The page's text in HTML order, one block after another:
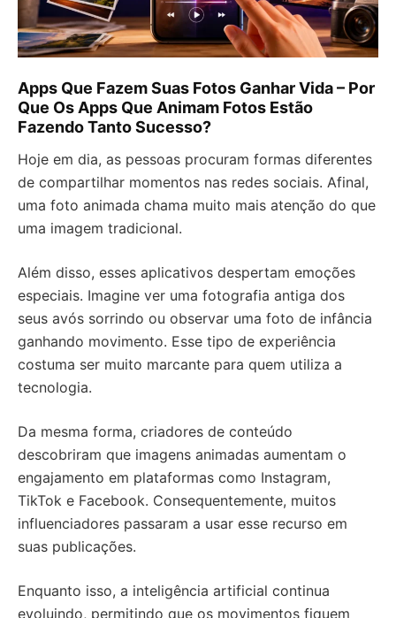
Apps Que Fazem Suas Fotos Ganhar Vida – Por
Que Os Apps Que Animam Fotos Estão
Fazendo Tanto Sucesso?
Hoje em dia, as pessoas procuram formas diferentes
de compartilhar momentos nas redes sociais. Afinal,
uma foto animada chama muito mais atenção do que
uma imagem tradicional.
Além disso, esses aplicativos despertam emoções
especiais. Imagine ver uma fotografia antiga dos
seus avós sorrindo ou observar uma foto de infância
ganhando movimento. Esse tipo de experiência
costuma ser muito marcante para quem utiliza a
tecnologia.
Da mesma forma, criadores de conteúdo
descobriram que imagens animadas aumentam o
engajamento em plataformas como Instagram,
TikTok e Facebook. Consequentemente, muitos
influenciadores passaram a usar esse recurso em
suas publicações.
Enquanto isso, a inteligência artificial continua
evoluindo, permitindo que os movimentos fiquem